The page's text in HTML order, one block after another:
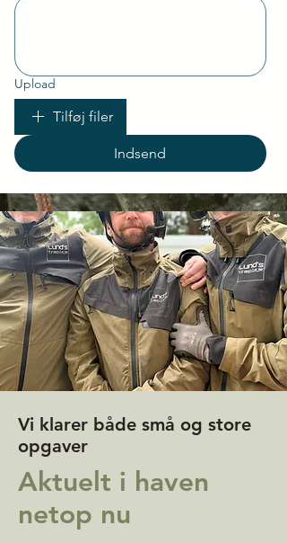
Upload
Tilføj filer
Indsend
Vi klarer både små og store
opgaver
Aktuelt i haven
netop nu